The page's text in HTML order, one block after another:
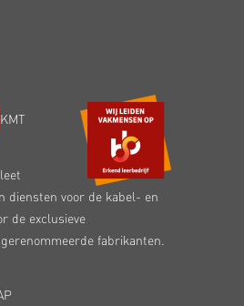
KMT
diensten voor de kabel- en
de exclusieve
fabrikanten.